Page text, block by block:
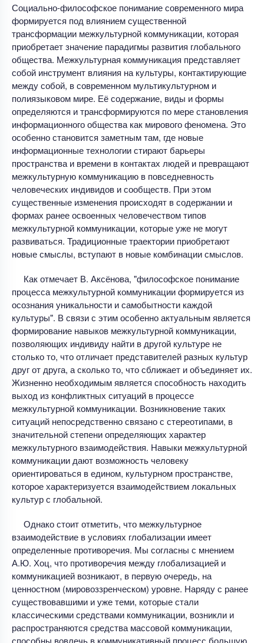
Социально-философское понимание современного мира
формируется под влиянием существенной
трансформации межкультурной коммуникации, которая
приобретает значение парадигмы развития глобального
общества. Межкультурная коммуникация представляет
собой инструмент влияния на культуры, контактирующие
между собой, в современном мультикультурном и
полиязыковом мире. Её содержание, виды и формы
определяются и трансформируются по мере становления
информационного общества как мирового феномена. Это
особенно становится заметным там, где новые
информационные технологии стирают барьеры
пространства и времени в контактах людей и превращают
межкультурную коммуникацию в повседневность
человеческих индивидов и сообществ. При этом
существенные изменения происходят в содержании и
формах ранее освоенных человечеством типов
межкультурной коммуникации, которые уже не могут
развиваться. Традиционные траектории приобретают
новые смыслы, вступают в новые комбинации смыслов.
Как отмечает В. Аксёнова, "философское понимание
процесса межкультурной коммуникации формируется из
осознания уникальности и самобытности каждой
культуры". В связи с этим особенно актуальным является
формирование навыков межкультурной коммуникации,
позволяющих индивиду найти в другой культуре не
столько то, что отличает представителей разных культур
друг от друга, а сколько то, что сближает и объединяет их.
Жизненно необходимым является способность находить
выход из конфликтных ситуаций в процессе
межкультурной коммуникации. Возникновение таких
ситуаций непосредственно связано с стереотипами, в
значительной степени определяющих характер
межкультурного взаимодействия. Навыки межкультурной
коммуникации дают возможность человеку
ориентироваться в едином, культурном пространстве,
которое характеризуется взаимодействием локальных
культур с глобальной.
Однако стоит отметить, что межкультурное
взаимодействие в условиях глобализации имеет
определенные противоречия. Мы согласны с мнением
А.Ю. Хоц, что противоречия между глобализацией и
коммуникацией возникают, в первую очередь, на
ценностном (мировоззренческом) уровне. Наряду с ранее
существовавшими и уже теми, которые стали
классическими средствами коммуникации, возникли и
распространяются средства массовой коммуникации,
способны вовлечь в коммуникативный процесс большую